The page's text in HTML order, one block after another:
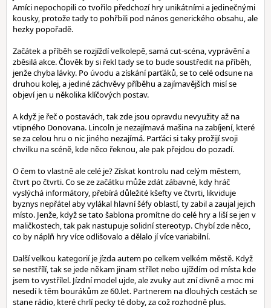
Amíci nepochopili co tvořilo předchozí hry unikátními a jedinečnými
kousky, protože tady to pohřbili pod nános generického obsahu, ale
hezky popořadě.
Začátek a příběh se rozjíždí velkolepě, samá cut-scéna, vyprávění a
zběsilá akce. Člověk by si řekl tady se to bude soustředit na příběh,
jenže chyba lávky. Po úvodu a získání parťáků, se to celé odsune na
druhou kolej, a jediné záchvěvy příběhu a zajímavějších misí se
objeví jen u několika klíčových postav.
A když je řeč o postavách, tak zde jsou opravdu nevyužity až na
vtipného Donovana. Lincoln je nezajímavá mašina na zabíjení, které
se za celou hru o nic jiného nezajímá. Parťáci si taky prožijí svoji
chvilku na scéně, kde něco řeknou, ale pak přejdou do pozadí.
O čem to vlastně ale celé je? Získat kontrolu nad celým městem,
čtvrt po čtvrti. Co se ze začátku může zdát zábavné, kdy hráč
vyslýchá informátory, přebírá důležité kšefty ve čtvrti, likviduje
byznys nepřátel aby vylákal hlavní šéfy oblastí, ty zabil a zaujal jejich
místo. Jenže, když se tato šablona promítne do celé hry a liší se jen v
maličkostech, tak pak nastupuje solidní stereotyp. Chybí zde něco,
co by náplň hry více odlišovalo a dělalo jí více variabilní.
Další velkou kategorií je jízda autem po celkem velkém městě. Když
se nestřílí, tak se jede někam jinam střílet nebo ujíždím od místa kde
jsem to vystřílel. Jízdní model ujde, ale zvuky aut zní divně a moc mi
nesedí k těm bourákům ze 60.let. Partnerem na dlouhých cestách se
stane rádio, které chrlí pecky té doby, za což rozhodně plus.